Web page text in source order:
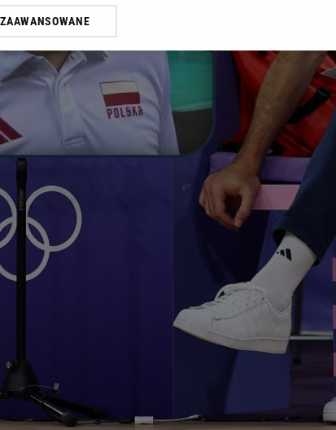
wyrażasz też zgodę na zainstalowanie i przechowywanie plików
i Agora S.A. na Twoim urządzeniu końcowym. Możesz w
wywołując narzędzie do zarządzania twoimi preferencjami
prywatności ” w stopce serwisu i przechodząc do „Ustawień
jest także za pomocą ustawień przeglądarki.
i Agora S.A. możemy przetwarzać dane osobowe w
danych geolokalizacyjnych. Aktywne skanowanie charakterystyki
na urządzeniu lub dostęp do nich. Spersonalizowane
usług.
Lista Zaufanych Partnerów